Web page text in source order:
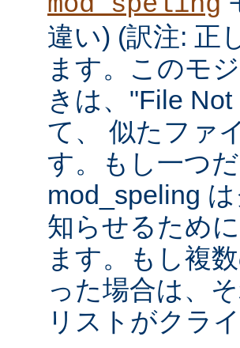
違い) (訳注: 正
ます。このモ
きは、"File
て、 似たファ
す。もし一つ
mod_speling
知らせるため
ます。もし複
った場合は、
リストがクラ